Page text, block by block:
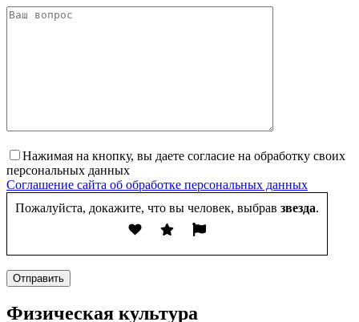
Нажимая на кнопку, вы даете согласие на обработку своих
персональных данных
Соглашение сайта об обработке персональных данных
Пожалуйста, докажите, что вы человек, выбрав звезда.
Отправить
Физическая культура